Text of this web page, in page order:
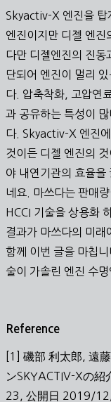
Skyactiv-X 엔진을
엔진이지만 디젤 엔진
다만 디젤엔진의 진동
단되어 엔진이 멀리
다. 압축착화, 고압연
과 공유하는 특성이
다. Skyactiv-X 엔진
것이든 디젤 엔진의
야 내연기관의 효율을
네요. 마쓰다는 판매
HCCI 기술을 상용화
결과가 마쓰다의 미래
함께 이번 글을 마칩
술이 가솔린 엔진 수
Reference
[1] 磯部 利太郎, 遠
ンSKYACTIV-Xの
23, 公開日 2019/